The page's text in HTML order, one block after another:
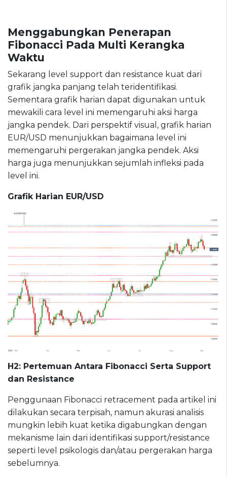
Menggabungkan Penerapan
Fibonacci Pada Multi Kerangka
Waktu
Sekarang level support dan resistance kuat dari
grafik jangka panjang telah teridentifikasi.
Sementara grafik harian dapat digunakan untuk
mewakili cara level ini memengaruhi aksi harga
jangka pendek. Dari perspektif visual, grafik harian
EUR/USD menunjukkan bagaimana level ini
memengaruhi pergerakan jangka pendek. Aksi
harga juga menunjukkan sejumlah infleksi pada
level ini.
Grafik Harian EUR/USD
H2: Pertemuan Antara Fibonacci Serta Support
dan Resistance
Penggunaan Fibonacci retracement pada artikel ini
dilakukan secara terpisah, namun akurasi analisis
mungkin lebih kuat ketika digabungkan dengan
mekanisme lain dari identifikasi support/resistance
seperti level psikologis dan/atau pergerakan harga
sebelumnya.